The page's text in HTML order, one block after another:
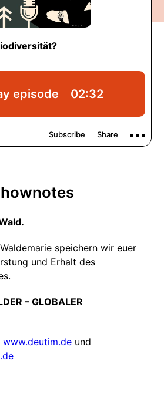
speichern wir euer
und Erhalt des
– GLOBALER
www.deutim.de und